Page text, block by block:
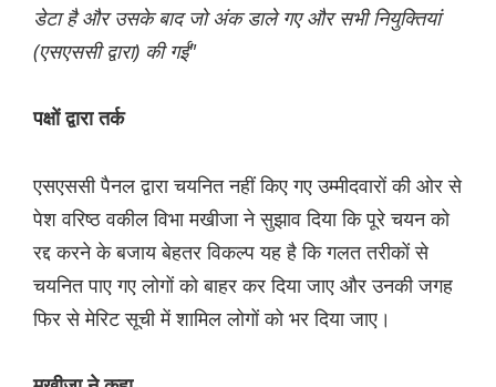
डेटा है और उसके बाद जो अंक डाले गए और सभी नियुक्तियां
(एसएससी द्वारा) की गईं"
पक्षों द्वारा तर्क
एसएससी पैनल द्वारा चयनित नहीं किए गए उम्मीदवारों की ओर से
पेश वरिष्ठ वकील विभा मखीजा ने सुझाव दिया कि पूरे चयन को
रद्द करने के बजाय बेहतर विकल्प यह है कि गलत तरीकों से
चयनित पाए गए लोगों को बाहर कर दिया जाए और उनकी जगह
फिर से मेरिट सूची में शामिल लोगों को भर दिया जाए।